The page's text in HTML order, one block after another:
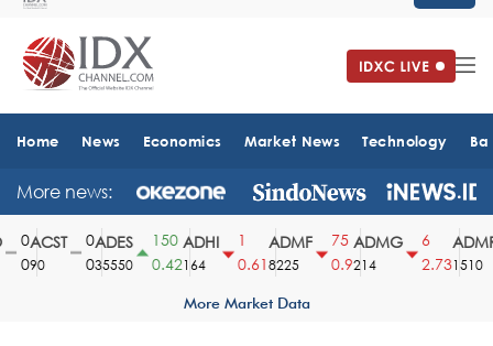
Home News Economics Market News Technology
More news:
ACST
90
ADES
35550
150
0.42
ADHI
164
0.61
ADMF
8225
75
0.9
ADMG
214
2.73
ADMR
1510
More Market Data